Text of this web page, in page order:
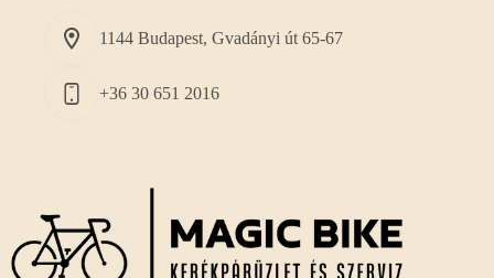
1144 Budapest, Gvadányi út 65-67
+36 30 651 2016